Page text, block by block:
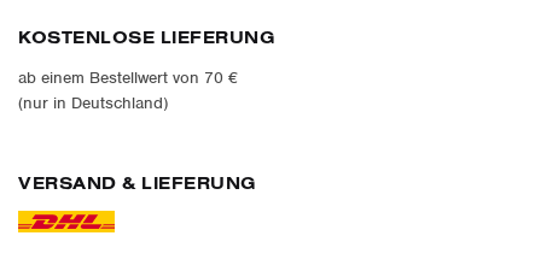
KOSTENLOSE LIEFERUNG
ab einem Bestellwert von 70 €
(nur in Deutschland)
VERSAND & LIEFERUNG